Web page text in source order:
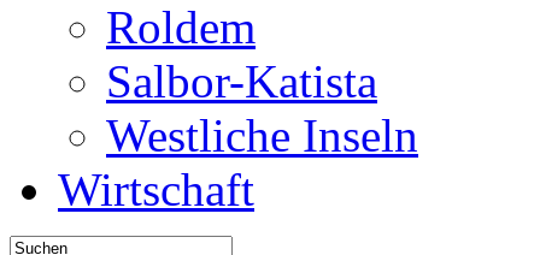
Roldem
Salbor-Katista
Westliche Inseln
Wirtschaft